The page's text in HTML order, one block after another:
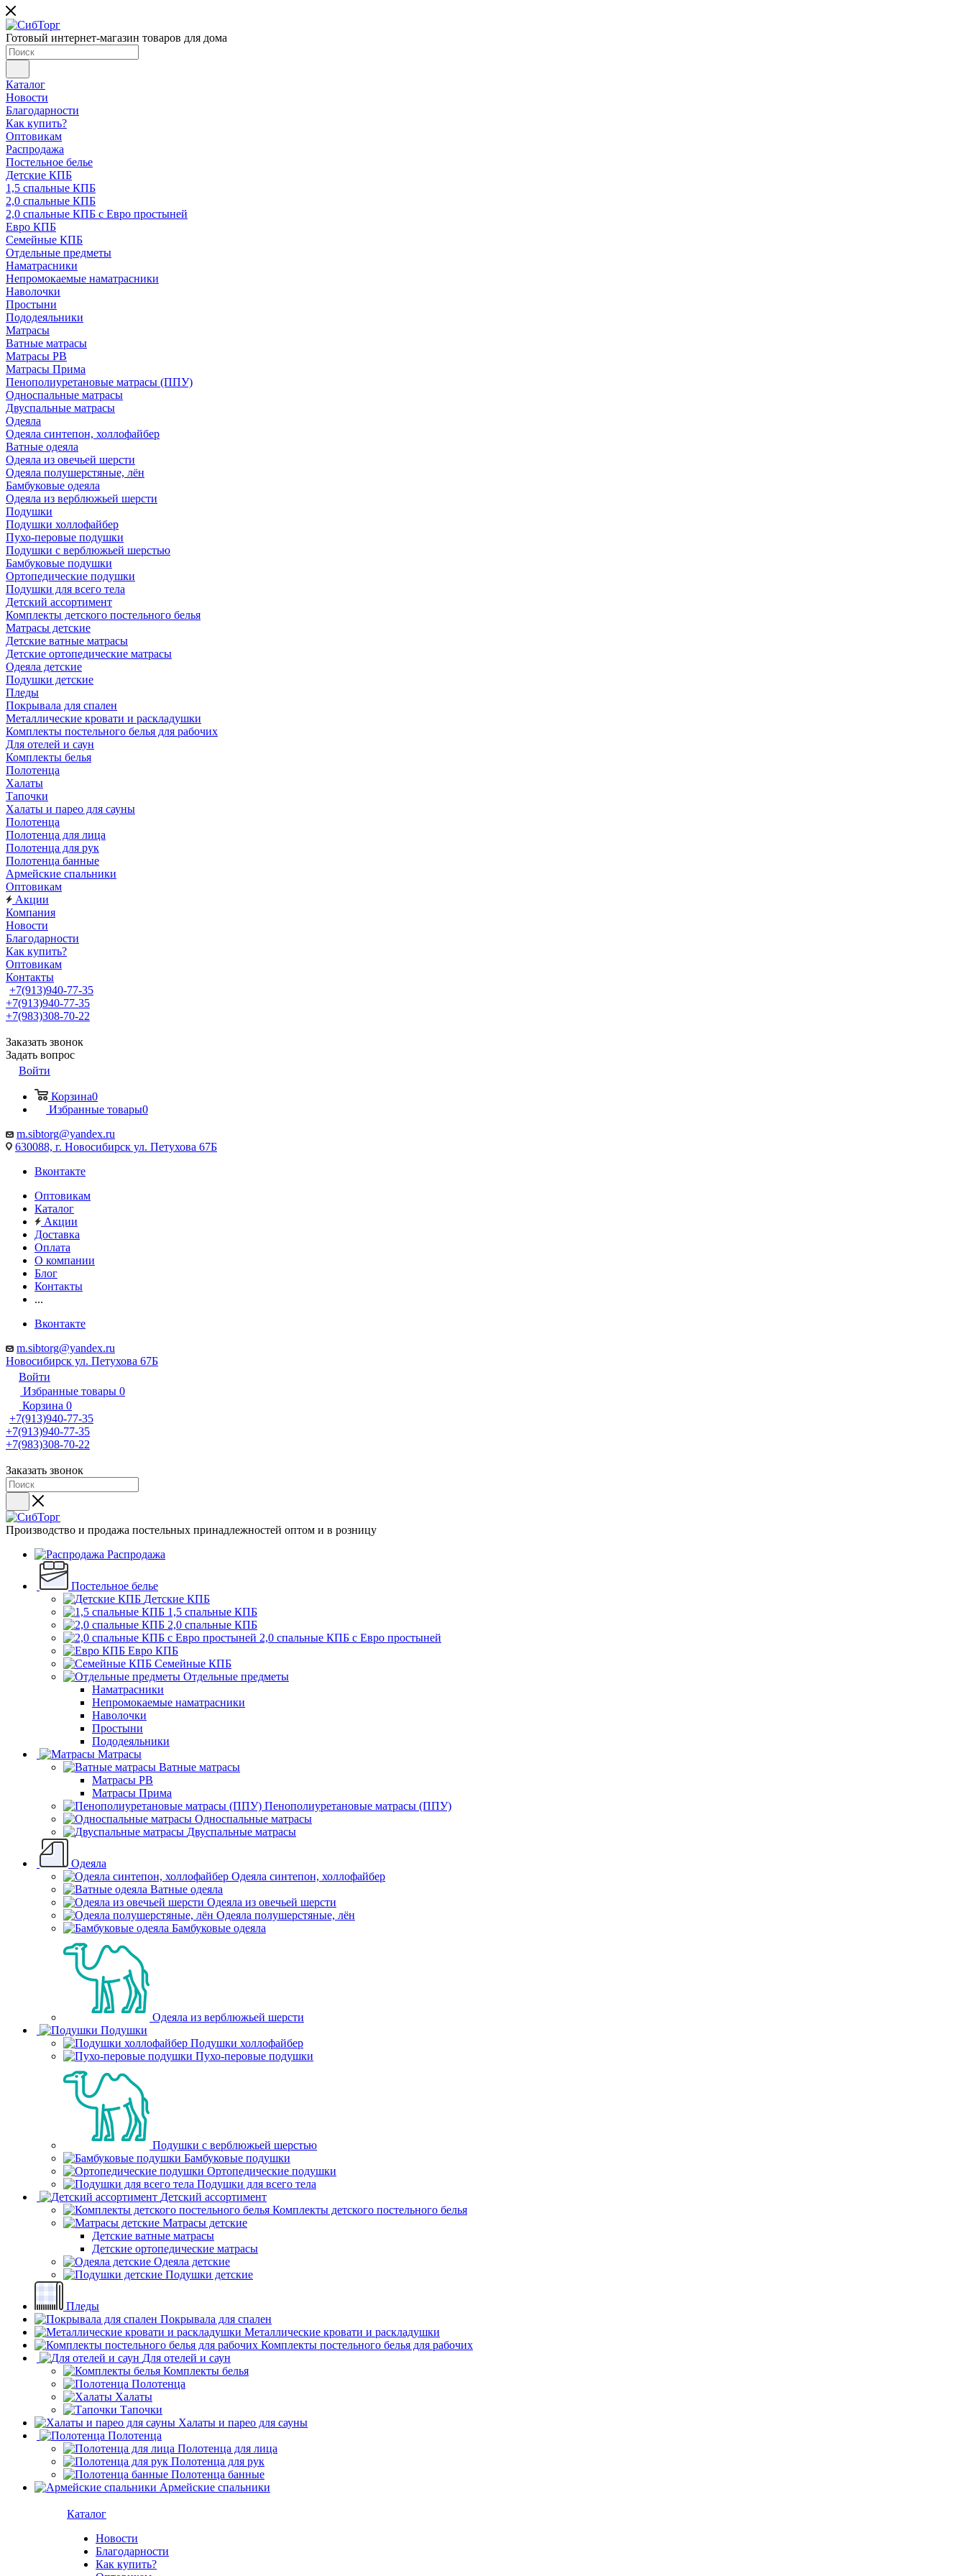
Готовый интернет-магазин товаров для дома
Каталог
Новости
Благодарности
Как купить?
Оптовикам
Распродажа
Постельное белье
Детские КПБ
1,5 спальные КПБ
2,0 спальные КПБ
2,0 спальные КПБ с Евро простыней
Евро КПБ
Семейные КПБ
Отдельные предметы
Наматрасники
Непромокаемые наматрасники
Наволочки
Простыни
Пододеяльники
Матрасы
Ватные матрасы
Матрасы РВ
Матрасы Прима
Пенополиуретановые матрасы (ППУ)
Односпальные матрасы
Двуспальные матрасы
Одеяла
Одеяла синтепон, холлофайбер
Ватные одеяла
Одеяла из овечьей шерсти
Одеяла полушерстяные, лён
Бамбуковые одеяла
Одеяла из верблюжьей шерсти
Подушки
Подушки холлофайбер
Пухо-перовые подушки
Подушки с верблюжьей шерстью
Бамбуковые подушки
Ортопедические подушки
Подушки для всего тела
Детский ассортимент
Комплекты детского постельного белья
Матрасы детские
Детские ватные матрасы
Детские ортопедические матрасы
Одеяла детские
Подушки детские
Пледы
Покрывала для спален
Металлические кровати и раскладушки
Комплекты постельного белья для рабочих
Для отелей и саун
Комплекты белья
Полотенца
Халаты
Тапочки
Халаты и парео для сауны
Полотенца
Полотенца для лица
Полотенца для рук
Полотенца банные
Армейские спальники
Оптовикам
Акции
Компания
Новости
Благодарности
Как купить?
Оптовикам
Контакты
+7(913)940-77-35
+7(913)940-77-35
+7(983)308-70-22
Заказать звонок
Задать вопрос
Войти
Корзина0
Избранные товары0
m.sibtorg@yandex.ru
630088, г. Новосибирск ул. Петухова 67Б
Вконтакте
Оптовикам
Каталог
Акции
Доставка
Оплата
О компании
Блог
Контакты
...
Вконтакте
m.sibtorg@yandex.ru
Новосибирск ул. Петухова 67Б
Войти
Избранные товары 0
Корзина 0
+7(913)940-77-35
+7(913)940-77-35
+7(983)308-70-22
Заказать звонок
Производство и продажа постельных принадлежностей оптом и в розницу
Распродажа
Постельное белье
Детские КПБ
1,5 спальные КПБ
2,0 спальные КПБ
2,0 спальные КПБ с Евро простыней
Евро КПБ
Семейные КПБ
Отдельные предметы
Наматрасники
Непромокаемые наматрасники
Наволочки
Простыни
Пододеяльники
Матрасы
Ватные матрасы
Матрасы РВ
Матрасы Прима
Пенополиуретановые матрасы (ППУ)
Односпальные матрасы
Двуспальные матрасы
Одеяла
Одеяла синтепон, холлофайбер
Ватные одеяла
Одеяла из овечьей шерсти
Одеяла полушерстяные, лён
Бамбуковые одеяла
Одеяла из верблюжьей шерсти
Подушки
Подушки холлофайбер
Пухо-перовые подушки
Подушки с верблюжьей шерстью
Бамбуковые подушки
Ортопедические подушки
Подушки для всего тела
Детский ассортимент
Комплекты детского постельного белья
Матрасы детские
Детские ватные матрасы
Детские ортопедические матрасы
Одеяла детские
Подушки детские
Пледы
Покрывала для спален
Металлические кровати и раскладушки
Комплекты постельного белья для рабочих
Для отелей и саун
Комплекты белья
Полотенца
Халаты
Тапочки
Халаты и парео для сауны
Полотенца
Полотенца для лица
Полотенца для рук
Полотенца банные
Армейские спальники
Каталог
Новости
Благодарности
Как купить?